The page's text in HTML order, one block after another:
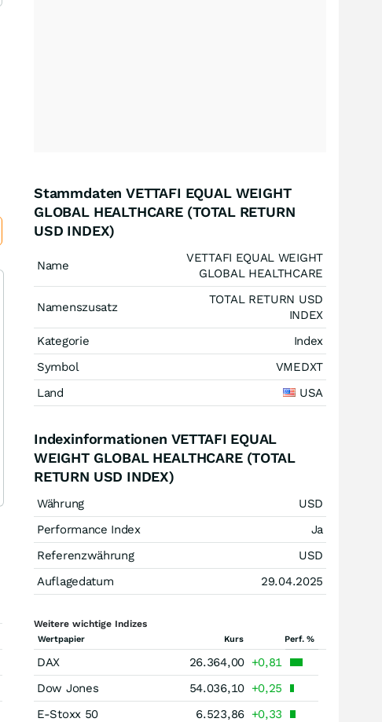
Stammdaten VETTAFI EQUAL WEIGHT
GLOBAL HEALTHCARE (TOTAL RETURN
USD INDEX)
Name
VETTAFI EQUAL WEIGHT
GLOBAL HEALTHCARE
Namenszusatz
TOTAL RETURN USD
INDEX
Kategorie
Index
Symbol
VMEDXT
Land
USA
Indexinformationen VETTAFI EQUAL
WEIGHT GLOBAL HEALTHCARE (TOTAL
RETURN USD INDEX)
Währung
USD
Performance Index
Ja
Referenzwährung
USD
Auflagedatum
29.04.2025
Weitere wichtige Indizes
Wertpapier Kurs Perf. %
DAX 26.364,00 +0,81
Dow Jones
54.036,10 +0,25
E-Stoxx 50
6.523,86 +0,33